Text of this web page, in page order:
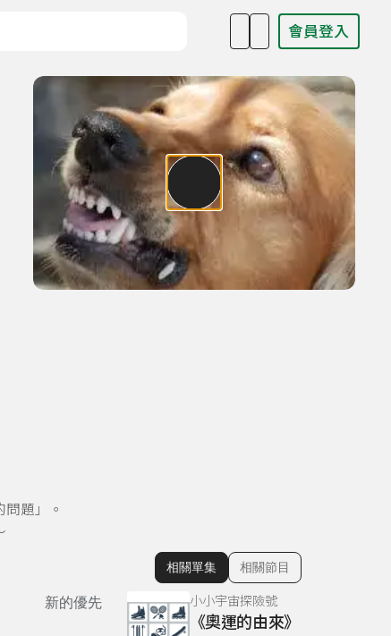
會員登入
題」。
新的優先
顯示相關單集
相關單集 相關節目
小小宇宙探險號
《奧運的由來》